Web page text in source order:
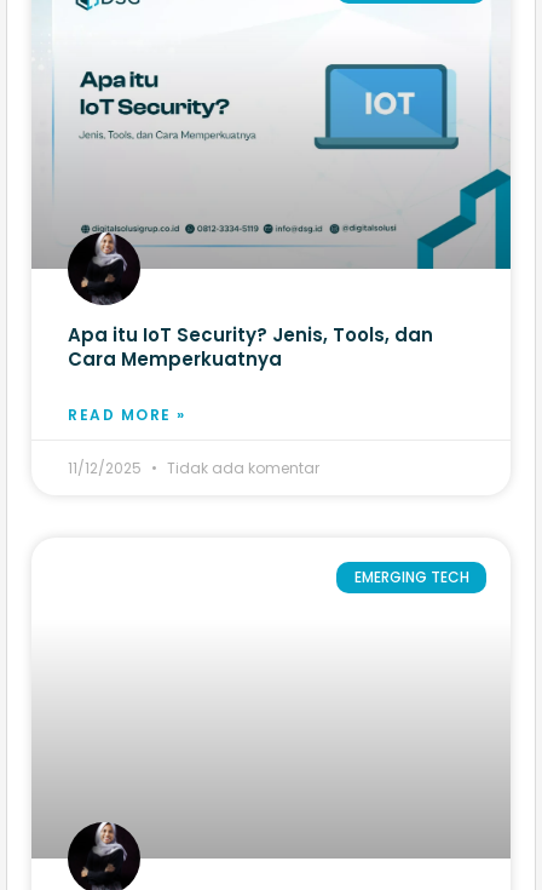
Apa itu IoT Security? Jenis, Tools, dan
Cara Memperkuatnya
READ MORE »
11/12/2025 Tidak ada komentar
EMERGING TECH